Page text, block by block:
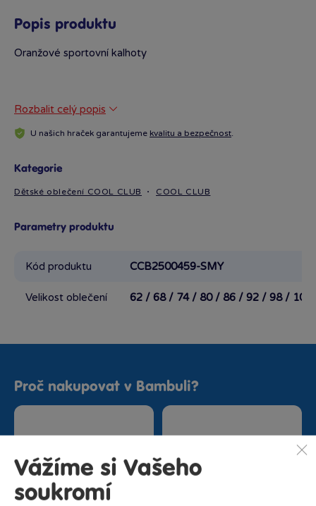
Popis produktu
Oranžové sportovní kalhoty
Rozbalit celý popis
U našich hraček garantujeme kvalitu a bezpečnost.
Kategorie
Dětské oblečení COOL CLUB COOL CLUB
Parametry produktu
Kód produktu CCB2500459-SMY
Velikost oblečení 62 / 68 / 74 / 80 / 86 / 92 / 98 / 104
Proč nakupovat v Bambuli?
Nejširší sortiment na
Vážíme si Vašeho
soukromí